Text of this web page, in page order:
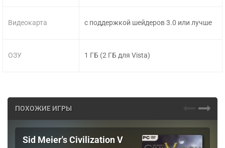
Видеокарта
ОЗУ
с поддержкой шейдеров 3.0 или лучше
1 ГБ (2 ГБ для Vista)
ПОХОЖИЕ ИГРЫ
Sid Meier's Civilization V